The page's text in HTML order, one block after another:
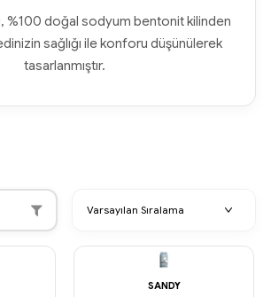
%100 doğal sodyum bentonit kilinden
sağlığı ile konforu düşünülerek
tasarlanmıştır.
SANDY